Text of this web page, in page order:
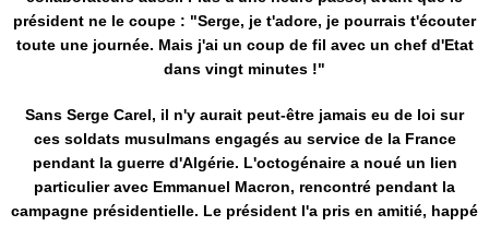
président ne le coupe : "Serge, je t'adore, je pourrais t'écouter
toute une journée. Mais j'ai un coup de fil avec un chef d'Etat
dans vingt minutes !"
Sans Serge Carel, il n'y aurait peut-être jamais eu de loi sur
ces soldats musulmans engagés au service de la France
pendant la guerre d'Algérie. L'octogénaire a noué un lien
particulier avec Emmanuel Macron, rencontré pendant la
campagne présidentielle. Le président l'a pris en amitié, happé